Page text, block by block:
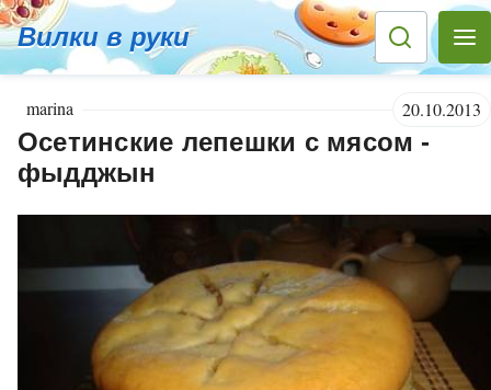
Вилки в руки
marina 20.10.2013
Осетинские лепешки с мясом -
фыдджын